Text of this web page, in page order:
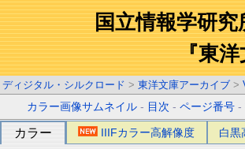
国立情報学研
『東
ディジタル・シルクロード > 東洋文庫アーカイブ >
カラー画像サムネイル - 目次 -ページ番号 -
カラー IIIFカラー高解像度 白黒